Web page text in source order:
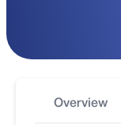
Overview